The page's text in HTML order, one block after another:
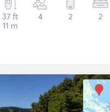
37 ft
11 m
4 2 2